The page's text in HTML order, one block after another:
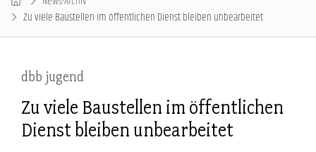
Zu viele Baustellen im öffentlichen Dienst bleiben unbearbeitet
dbb jugend
Zu viele Baustellen im öffentlichen
Dienst bleiben unbearbeitet